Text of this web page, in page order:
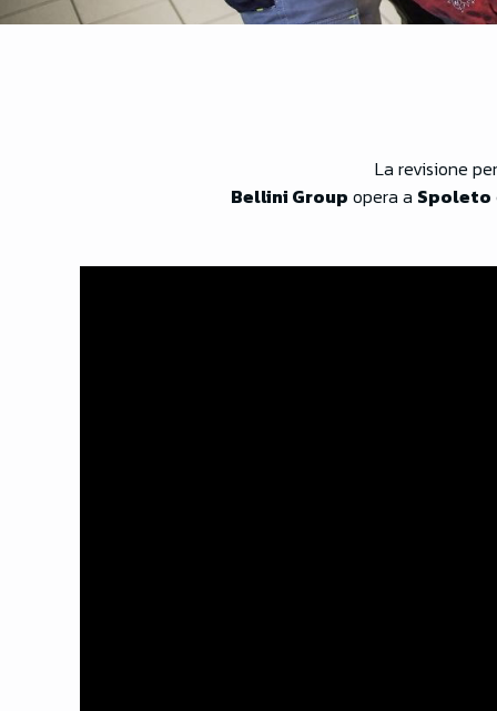
La revisione
Bellini Group opera a Spoleto